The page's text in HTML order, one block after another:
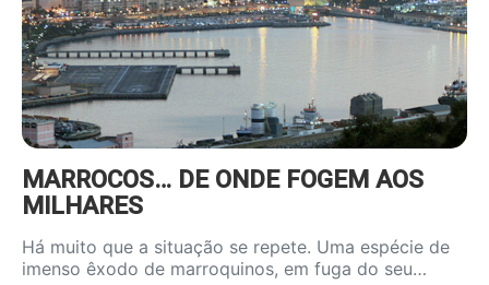
MARROCOS… DE ONDE FOGEM AOS
MILHARES
Há muito que a situação se repete. Uma espécie de
imenso êxodo de marroquinos, em fuga do seu…